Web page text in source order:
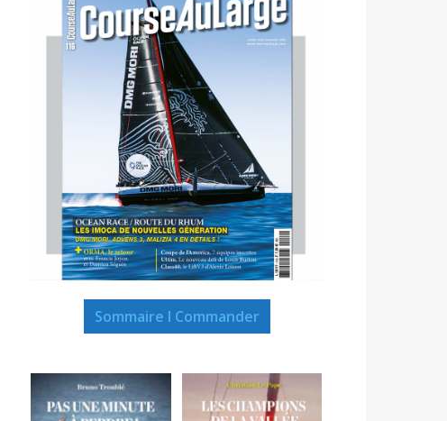
Sommaire I Commander